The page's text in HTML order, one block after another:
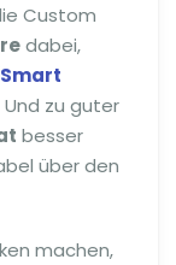
Custom
dabei,
Smart
zu guter
besser
über den
machen,